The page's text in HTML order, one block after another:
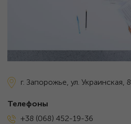
г. Запорожье, ул. Украинская, 8
Телефоны
+38 (068) 452-19-36